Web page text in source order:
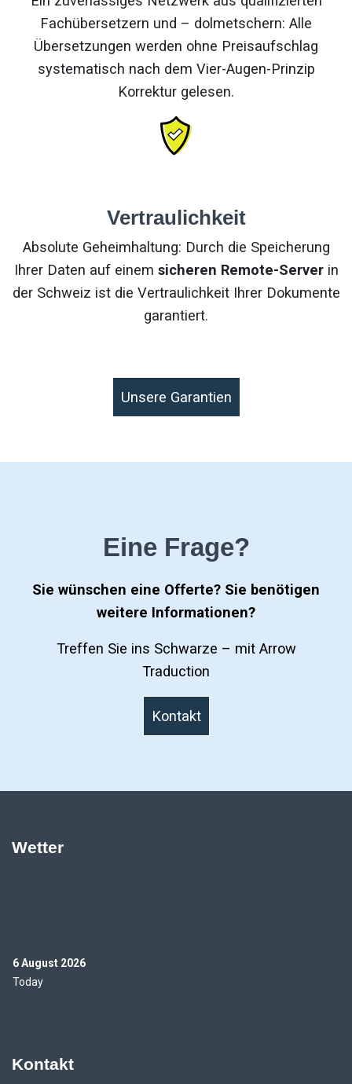
Fachübersetzern und – dolmetschern: Alle
Übersetzungen werden ohne Preisaufschlag
systematisch nach dem Vier-Augen-Prinzip
Korrektur gelesen.
Vertraulichkeit
Absolute Geheimhaltung: Durch die Speicherung
Ihrer Daten auf einem sicheren Remote-Serverin
der Schweiz ist die Vertraulichkeit Ihrer Dokumente
garantiert.
Unsere Garantien
Eine Frage?
Sie wünschen eine Offerte? Sie benötigen
weitere Informationen?
Treffen Sie ins Schwarze – mit Arrow
Traduction
Kontakt
Wetter
6 August 2026
Today
Kontakt